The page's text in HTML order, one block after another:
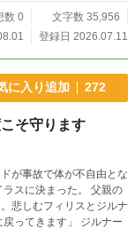
数 0
文字数 35,956
登録日 2026.07.11
に入り追加 272
そ守ります
が事故で体が不自由とな
決まった。 父親の
悲しむフィリスとジルナ
ってきます」 ジルナー